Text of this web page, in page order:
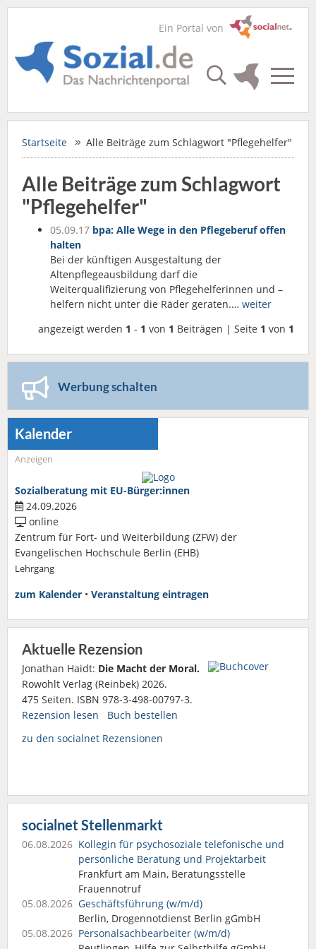
Ein Portal von
Startseite Alle Beiträge zum Schlagwort "Pflegehelfer"
Alle Beiträge zum Schlagwort
"Pflegehelfer"
05.09.17 bpa: Alle Wege in den Pflegeberuf offen
halten
Bei der künftigen Ausgestaltung der
Altenpflegeausbildung darf die
Weiterqualifizierung von Pflegehelferinnen und –
helfern nicht unter die Räder geraten.… weiter
angezeigt werden 1 - 1 von 1 Beiträgen | Seite 1 von 1
Werbung schalten
Kalender
Anzeigen
Sozialberatung mit EU-Bürger:innen
24.09.2026
online
Zentrum für Fort- und Weiterbildung (ZFW) der
Evangelischen Hochschule Berlin (EHB)
Lehrgang
zum Kalender • Veranstaltung eintragen
Aktuelle Rezension
Jonathan Haidt: Die Macht der Moral.
Rowohlt Verlag (Reinbek) 2026.
475 Seiten. ISBN 978-3-498-00797-3.
Rezension lesen
Buch bestellen
zu den socialnet Rezensionen
socialnet Stellenmarkt
06.08.2026 Kollegin für psychosoziale telefonische und
persönliche Beratung und Projektarbeit
Frankfurt am Main, Beratungsstelle
Frauennotruf
05.08.2026 Geschäftsführung (w/m/d)
Berlin, Drogennotdienst Berlin gGmbH
05.08.2026 Personalsach­bearbeiter (w/m/d)